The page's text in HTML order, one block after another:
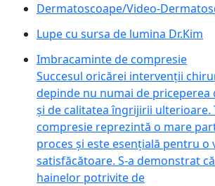
Dermatoscoape/Video-
Lupe cu sursa de lumina Dr.Kim
Imbracaminte de compresie
Succesul oricărei intervenții
depinde nu numai de priceperea
și de calitatea îngrijirii ulterioare.
compresie reprezintă o mare
proces și este esențială pentru o
satisfăcătoare. S-a demonstrat
hainelor potrivite de